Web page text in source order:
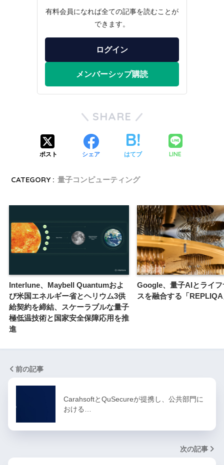
有料会員になれば全ての記事を読むことが
できます。
ログイン
メンバーシップ購読
SHARE
ポスト シェア はてブ LINE
CATEGORY : 量子コンピューティング
Interlune、Maybell Quantumおよ
び米国エネルギー省とヘリウム3供
給契約を締結、スケーラブルな量子
極低温技術と国家安全保障応用を推
進
Google、量子AIとライ
スを融合する「
前の記事
CarahsoftとQuSecureが提携し、公共部門に
おける…
次の記事